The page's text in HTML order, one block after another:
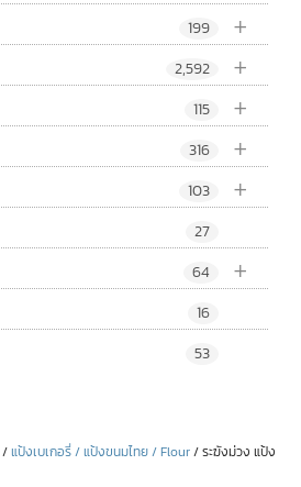
+
199
+
2,592
+
115
+
316
+
103
27
+
64
16
53
/แป้งเบเกอรี่ / แป้งขนมไทย / Flour/ ระฆังม่วง แป้ง